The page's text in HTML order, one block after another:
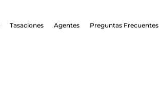
Tasaciones Agentes Preguntas Frecuentes